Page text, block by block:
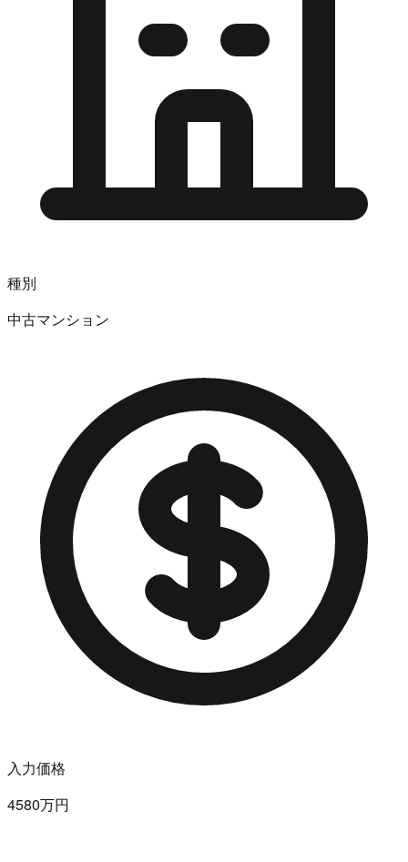
種別
中古マンション
入力価格
4580万円